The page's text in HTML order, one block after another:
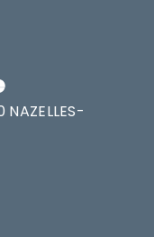
NAZELLES-